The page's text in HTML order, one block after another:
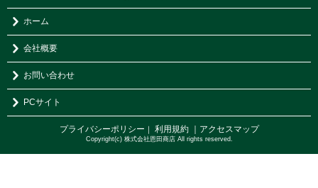
ホーム
会社概要
お問い合わせ
PCサイト
プライバシーポリシー ｜ 利用規約 ｜アクセスマップ
Copyright(c) 株式会社恩田商店 All rights reserved.